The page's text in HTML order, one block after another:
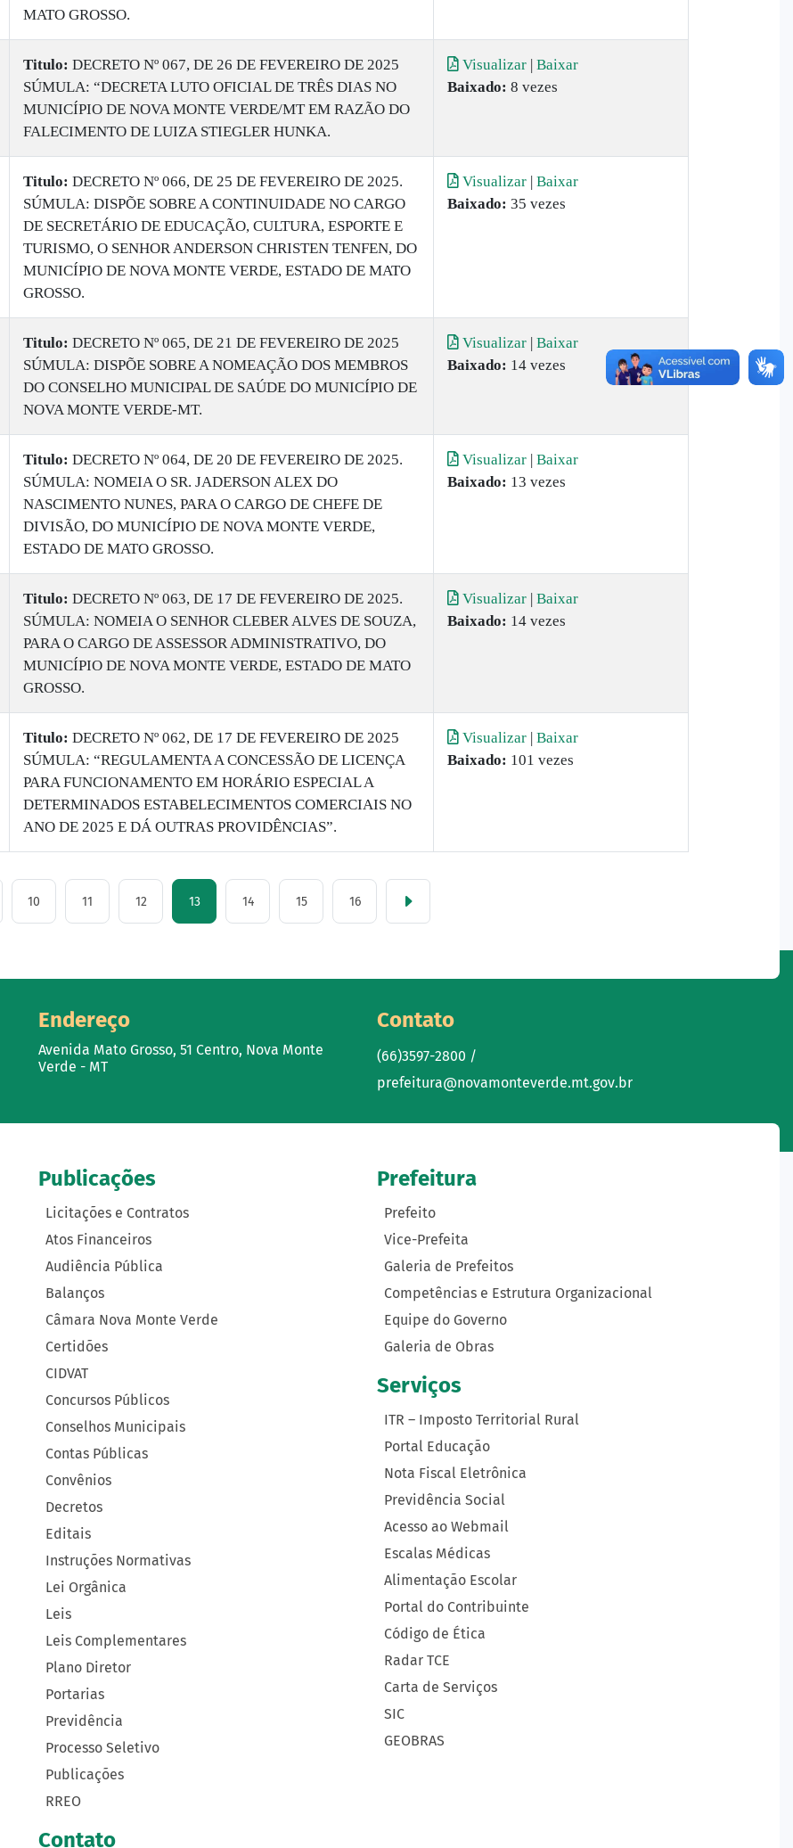
MATO GROSSO.
Titulo: DECRETO Nº 067, DE 26 DE FEVEREIRO DE 2025
SÚMULA: “DECRETA LUTO OFICIAL DE TRÊS DIAS NO
MUNICÍPIO DE NOVA MONTE VERDE/MT EM RAZÃO DO
FALECIMENTO DE LUIZA STIEGLER HUNKA.
Visualizar | Baixar
Baixado: 8 vezes
Titulo: DECRETO Nº 066, DE 25 DE FEVEREIRO DE 2025.
SÚMULA: DISPÕE SOBRE A CONTINUIDADE NO CARGO
DE SECRETÁRIO DE EDUCAÇÃO, CULTURA, ESPORTE E
TURISMO, O SENHOR ANDERSON CHRISTEN TENFEN, DO
MUNICÍPIO DE NOVA MONTE VERDE, ESTADO DE MATO
GROSSO.
Visualizar | Baixar
Baixado: 35 vezes
Titulo: DECRETO Nº 065, DE 21 DE FEVEREIRO DE 2025
SÚMULA: DISPÕE SOBRE A NOMEAÇÃO DOS MEMBROS
DO CONSELHO MUNICIPAL DE SAÚDE DO MUNICÍPIO DE
NOVA MONTE VERDE-MT.
Visualizar | Baixar
Baixado: 14 vezes
Titulo: DECRETO Nº 064, DE 20 DE FEVEREIRO DE 2025.
SÚMULA: NOMEIA O SR. JADERSON ALEX DO
NASCIMENTO NUNES, PARA O CARGO DE CHEFE DE
DIVISÃO, DO MUNICÍPIO DE NOVA MONTE VERDE,
ESTADO DE MATO GROSSO.
Visualizar | Baixar
Baixado: 13 vezes
Titulo: DECRETO Nº 063, DE 17 DE FEVEREIRO DE 2025.
SÚMULA: NOMEIA O SENHOR CLEBER ALVES DE SOUZA,
PARA O CARGO DE ASSESSOR ADMINISTRATIVO, DO
MUNICÍPIO DE NOVA MONTE VERDE, ESTADO DE MATO
GROSSO.
Visualizar | Baixar
Baixado: 14 vezes
Titulo: DECRETO Nº 062, DE 17 DE FEVEREIRO DE 2025
SÚMULA: “REGULAMENTA A CONCESSÃO DE LICENÇA
PARA FUNCIONAMENTO EM HORÁRIO ESPECIAL A
DETERMINADOS ESTABELECIMENTOS COMERCIAIS NO
ANO DE 2025 E DÁ OUTRAS PROVIDÊNCIAS”.
Visualizar | Baixar
Baixado: 101 vezes
10 11 12 13 14 15 16
Endereço
Avenida Mato Grosso, 51 Centro, Nova Monte
Verde - MT
Contato
(66)3597-2800 /
prefeitura@novamonteverde.mt.gov.br
Publicações
Licitações e Contratos
Atos Financeiros
Audiência Pública
Balanços
Câmara Nova Monte Verde
Certidões
CIDVAT
Concursos Públicos
Conselhos Municipais
Contas Públicas
Convênios
Decretos
Editais
Instruções Normativas
Lei Orgânica
Leis
Leis Complementares
Plano Diretor
Portarias
Previdência
Processo Seletivo
Publicações
RREO
Contato
Prefeitura
Prefeito
Vice-Prefeita
Galeria de Prefeitos
Competências e Estrutura Organizacional
Equipe do Governo
Galeria de Obras
Serviços
ITR – Imposto Territorial Rural
Portal Educação
Nota Fiscal Eletrônica
Previdência Social
Acesso ao Webmail
Escalas Médicas
Alimentação Escolar
Portal do Contribuinte
Código de Ética
Radar TCE
Carta de Serviços
SIC
GEOBRAS